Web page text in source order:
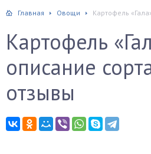
Главная Овощи Картофель
Картофель
описание
отзывы